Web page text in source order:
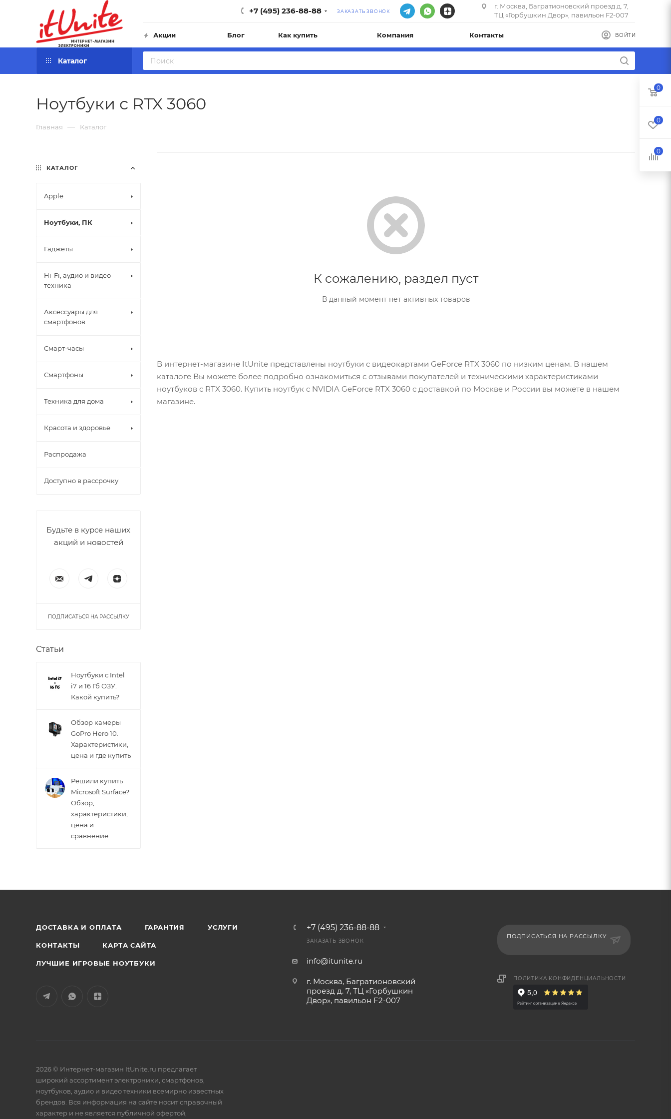
+7 (495) 236-88-88 ЗАКАЗАТЬ ЗВОНОК
г. Москва, Багратионовский проезд д. 7,
ТЦ «Горбушкин Двор», павильон F2-007
ВОЙТИ
Акции Блог Как купить Компания Контакты
Каталог
Ноутбуки с RTX 3060
Главная — Каталог
К сожалению, раздел пуст
В данный момент нет активных товаров
В интернет-магазине ItUnite представлены ноутбуки с видеокартами GeForce RTX 3060 по низким ценам. В нашем
каталоге Вы можете более подробно ознакомиться с отзывами покупателей и техническими характеристиками
ноутбуков с RTX 3060. Купить ноутбук с NVIDIA GeForce RTX 3060 c доставкой по Москве и России вы можете в нашем
магазине.
КАТАЛОГ
Apple
Ноутбуки, ПК
Гаджеты
Hi-Fi, аудио и видео-
техника
Аксессуары для
смартфонов
Смарт-часы
Смартфоны
Техника для дома
Красота и здоровье
Распродажа
Доступно в рассрочку
Будьте в курсе наших
акций и новостей
ПОДПИСАТЬСЯ НА РАССЫЛКУ
Статьи
Ноутбуки с Intel
i7 и 16 Гб ОЗУ.
Какой купить?
Обзор камеры
GoPro Hero 10.
Характеристики,
цена и где купить
Решили купить
Microsoft Surface?
Обзор,
характеристики,
цена и
сравнение
ДОСТАВКА И ОПЛАТА ГАРАНТИЯ УСЛУГИ
КОНТАКТЫ КАРТА САЙТА
ЛУЧШИЕ ИГРОВЫЕ НОУТБУКИ
+7 (495) 236-88-88
ЗАКАЗАТЬ ЗВОНОК
info@itunite.ru
г. Москва, Багратионовский
проезд д. 7, ТЦ «Горбушкин
Двор», павильон F2-007
ПОДПИСАТЬСЯ НА РАССЫЛКУ
ПОЛИТИКА КОНФИДЕНЦИАЛЬНОСТИ
2026 © Интернет-магазин ItUnite.ru предлагает
широкий ассортимент электроники, смартфонов,
ноутбуков, аудио и видео техники всемирно известных
брендов. Вся информация на сайте носит справочный
характер и не является публичной офертой,
0
0
0